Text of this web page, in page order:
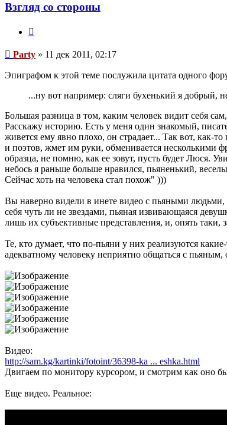
Взгляд со стороны
Сообщение
Party » 11 дек 2011, 02:17
Эпиграфом к этой теме послужила цитата одного
...ну вот например: сляги бухенький я добрый,
Большая разница в том, каким человек видит себя
Расскажу историю. Есть у меня один знакомый,
живется ему явно плохо, он страдает... Так вот, как-
и поэтов, жмет им руки, обменивается несколькими
образца, не помню, как ее зовут, пусть будет Люся.
небось я раньше больше нравился, пьяненький,
Сейчас хоть на человека стал похож" )))
Вы наверно видели в инете видео с пьяными людьми,
себя чуть ли не звездами, пьяная извивающаяся
лишь их субъективные представления, и, опять
Те, кто думает, что по-пьяни у них реализуются
адекватному человеку неприятно общаться с
Видео:
http://sam.kg/kartinki/fotoint/36398-ka ... eshka.html
Двигаем по монитору курсором, и смотрим как оно
Еще видео. Реальное: